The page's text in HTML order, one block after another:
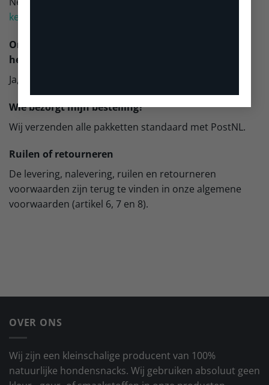
kelbosnacks@hotmail.com
Ontvang ik een bericht wanneer ik een bestelling
heb geplaatst?
Ja, je ontvangt direct een orderbevestiging per e-mail.
Wie bezorgt mijn bestelling?
Wij verzenden alle pakketten standaard met PostNL.
Ruilen of retourneren
De levering, nalevering, ruilen en retourneren
voorwaarden zijn terug te vinden in onze algemene
voorwaarden (artikel 6, 7 en 8).
OVER ONS
Wij zijn een kleinschalige producent van 100%
natuurlijke hondensnacks. Wij gebruiken absoluut geen